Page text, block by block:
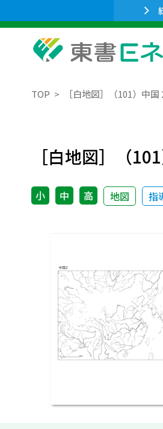
TOP ［白地図］（101）中
［白地図］（
小 中 高 地図 指